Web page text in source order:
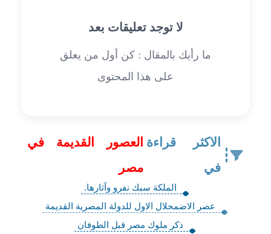
لا توجد تعليقات بعد
ما رأيك بالمقال : كن أول من يعلق
على هذا المحتوى
الاكثر قراءة
في
العصور القديمة في
مصر
الملكة سبك نفرو وآثارها.
عصر الاضمحلال الاول للدولة المصرية القديمة
ذكر ملوك مصر قبل الطوفان